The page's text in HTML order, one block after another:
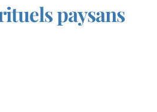
paysans